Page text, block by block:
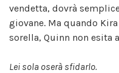
vendetta, dovrà
giovane. Ma quando
sorella, Quinn non esita
Lei sola oserà sfidarlo.